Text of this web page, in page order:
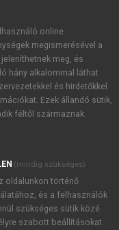
során
érvényű
ezért
be, mely
eddigiekben
az alkalmazott
be az
to-business
egységes
online
megismerésével a
meg, és
hány alkalommal láthat
és hirdetőkkel
Ezek állandó sütik,
féltől származnak.
(mindig szükséges)
oldalunkon történő
és a felhasználók
szükséges sütik közé
szabott beállításokat